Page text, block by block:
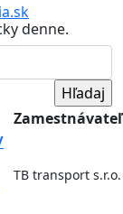
denne.
Zamestnávateľ
TB transport s.r.o.